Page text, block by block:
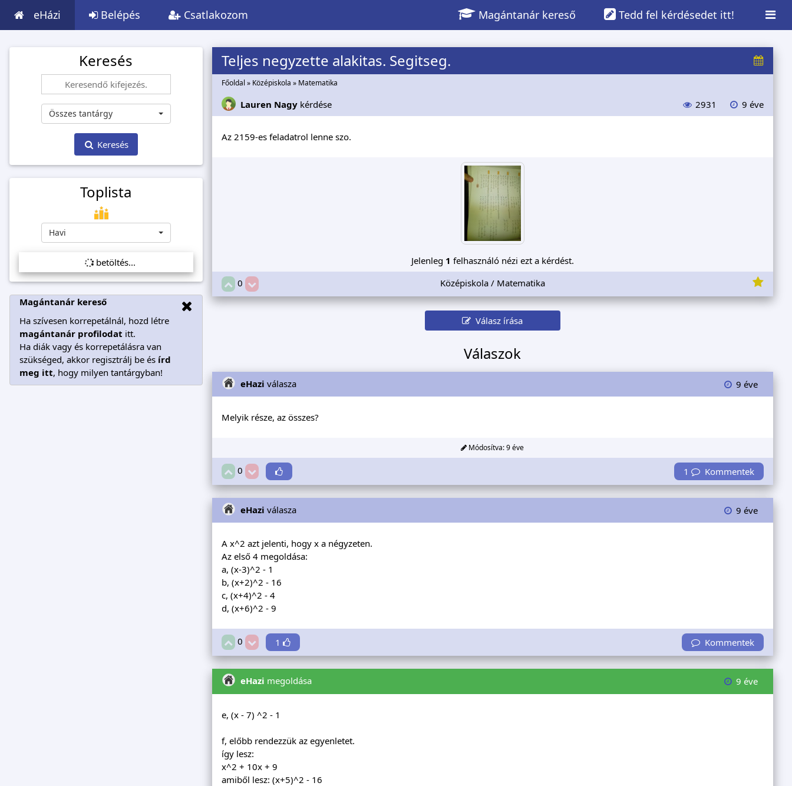
eHázi Belépés Csatlakozom Tedd fel kérdésedet itt!
Magántanár kereső
Keresés
Összes tantárgy
Keresés
Toplista
Havi
betöltés...
Magántanár kereső
Ha szívesen korrepetálnál, hozd létre
magántanár profilodat itt.
Ha diák vagy és korrepetálásra van
szükséged, akkor regisztrálj be és írd
meg itt, hogy milyen tantárgyban!
Teljes negyzette alakitas. Segitseg.
Főoldal » Középiskola » Matematika
Lauren Nagy kérdése 2931 9 éve
Az 2159-es feladatrol lenne szo.
Jelenleg 1 felhasználó nézi ezt a kérdést.
0
Középiskola / Matematika
Válasz írása
Válaszok
eHazi válasza 9 éve
Melyik része, az összes?
Módosítva:9 éve
0 1 Kommentek
eHazi válasza 9 éve
A x^2 azt jelenti, hogy x a négyzeten.
Az első 4 megoldása:
a, (x-3)^2 - 1
b, (x+2)^2 - 16
c, (x+4)^2 - 4
d, (x+6)^2 - 9
0 1 Kommentek
eHazi megoldása 9 éve
e, (x - 7) ^2 - 1
f, előbb rendezzük az egyenletet.
így lesz:
x^2 + 10x + 9
amiből lesz: (x+5)^2 - 16